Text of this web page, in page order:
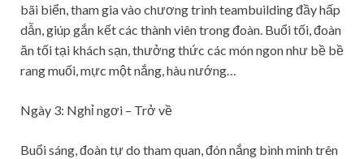
bãi biển, tham gia vào chương trình teambuilding đầy hấp
dẫn, giúp gắn kết các thành viên trong đoàn. Buổi tối, đoàn
ăn tối tại khách sạn, thưởng thức các món ngon như bề bề
rang muối, mực một nắng, hàu nướng…
Ngày 3: Nghỉ ngơi – Trở về
Buổi sáng, đoàn tự do tham quan, đón nắng bình minh trên